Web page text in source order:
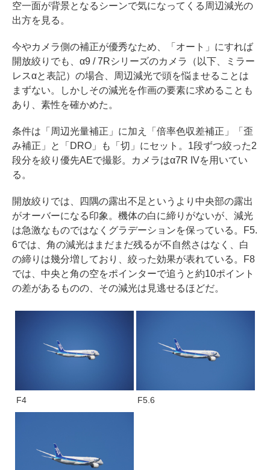
空一面が背景となるシーンで気になってくる周辺減光の
出方を見る。
今やカメラ側の補正が優秀なため、「オート」にすれば
開放絞りでも、α9 / 7Rシリーズのカメラ（以下、ミラー
レスαと表記）の場合、周辺減光で頭を悩ませることは
まずない。しかしその減光を作画の要素に求めることも
あり、素性を確かめた。
条件は「周辺光量補正」に加え「倍率色収差補正」「歪
み補正」と「DRO」も「切」にセット。1段ずつ絞った2
段分を絞り優先AEで撮影。カメラはα7R IVを用いてい
る。
開放絞りでは、四隅の露出不足というより中央部の露出
がオーバーになる印象。機体の白に締りがないが、減光
は急激なものではなくグラデーションを保っている。F5.
6では、角の減光はまだまだ残るが不自然さはなく、白
の締りは幾分増しており、絞った効果が表れている。F8
では、中央と角の空をポインターで追うと約10ポイント
の差があるものの、その減光は見逃せるほどだ。
F4 F5.6